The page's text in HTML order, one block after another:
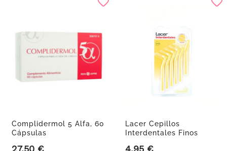
Complidermol 5 Alfa, 60
Cápsulas
27,50 €
Lacer Cepillos
Interdentales Finos
4,95 €